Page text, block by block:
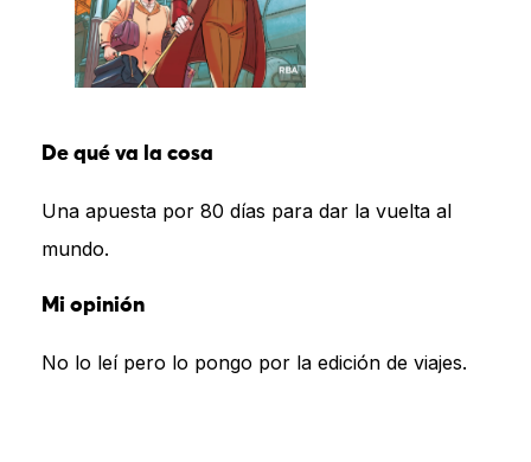
De qué va la cosa
Una apuesta por 80 días para dar la vuelta al
mundo.
Mi opinión
No lo leí pero lo pongo por la edición de viajes.